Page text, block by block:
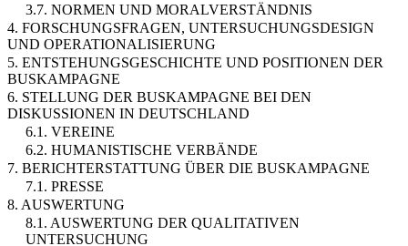
3.7. NORMEN UND MORALVERSTÄNDNIS
4. FORSCHUNGSFRAGEN, UNTERSUCHUNGSDESIGN
UND OPERATIONALISIERUNG
5. ENTSTEHUNGSGESCHICHTE UND POSITIONEN DER
BUSKAMPAGNE
6. STELLUNG DER BUSKAMPAGNE BEI DEN
DISKUSSIONEN IN DEUTSCHLAND
6.1. VEREINE
6.2. HUMANISTISCHE VERBÄNDE
7. BERICHTERSTATTUNG ÜBER DIE BUSKAMPAGNE
7.1. PRESSE
8. AUSWERTUNG
8.1. AUSWERTUNG DER QUALITATIVEN
UNTERSUCHUNG